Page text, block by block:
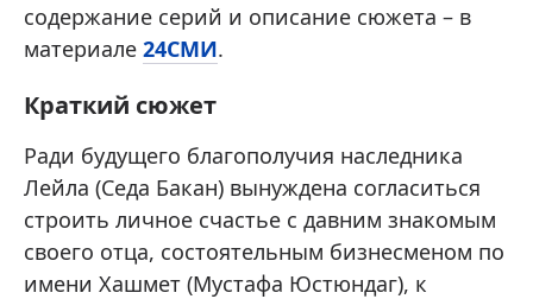
содержание серий и описание сюжета – в
материале 24СМИ.
Краткий сюжет
Ради будущего благополучия наследника
Лейла (Седа Бакан) вынуждена согласиться
строить личное счастье с давним знакомым
своего отца, состоятельным бизнесменом по
имени Хашмет (Мустафа Юстюндаг), к